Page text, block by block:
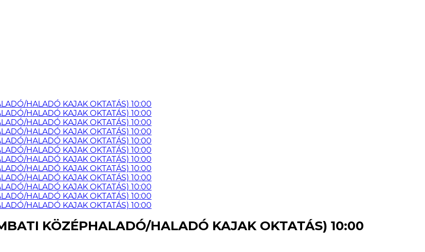
KÖZÉPHALADÓ/HALADÓ KAJAK OKTATÁS) 10:00